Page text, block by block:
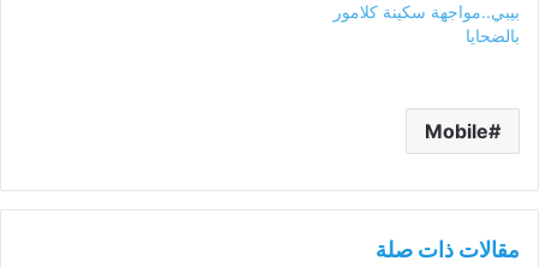
بيبي..مواجهة سكينة كلامور
بالضحايا
Mobile
مقالات ذات صلة